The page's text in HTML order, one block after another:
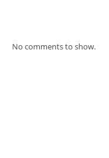
No comments to show.